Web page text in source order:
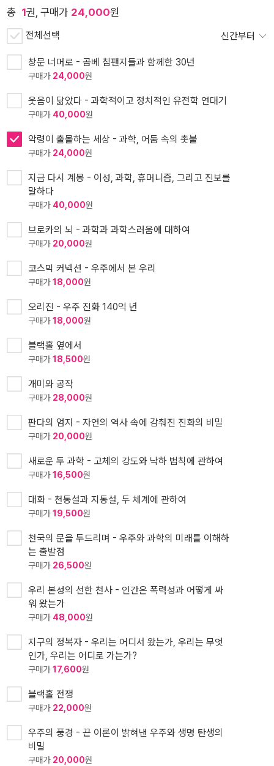
총 1권, 구매가 24,000원
전체선택 신간부터
창문 너머로 - 곰베 침팬지들과 함께한 30년
구매가 24,000원
웃음이 닮았다 - 과학적이고 정치적인 유전학 연대기
구매가 40,000원
악령이 출몰하는 세상 - 과학, 어둠 속의 촛불
구매가 24,000원
지금 다시 계몽 - 이성, 과학, 휴머니즘, 그리고 진보를
말하다
구매가 40,000원
브로카의 뇌 - 과학과 과학스러움에 대하여
구매가 20,000원
코스믹 커넥션 - 우주에서 본 우리
구매가18,000원
오리진 - 우주 진화 140억 년
구매가18,000원
블랙홀 옆에서
구매가18,500원
개미와 공작
구매가 28,000원
판다의 엄지 - 자연의 역사 속에 감춰진 진화의 비밀
구매가 20,000원
새로운 두 과학 - 고체의 강도와 낙하 법칙에 관하여
구매가16,500원
대화 - 천동설과 지동설, 두 체계에 관하여
구매가19,500원
천국의 문을 두드리며 - 우주와 과학의 미래를 이해하
는 출발점
구매가 26,500원
우리 본성의 선한 천사 - 인간은 폭력성과 어떻게 싸
워 왔는가
구매가 48,000원
지구의 정복자 - 우리는 어디서 왔는가, 우리는 무엇
인가, 우리는 어디로 가는가?
구매가17,600원
블랙홀 전쟁
구매가 22,000원
우주의 풍경 - 끈 이론이 밝혀낸 우주와 생명 탄생의
비밀
구매가 20,000원